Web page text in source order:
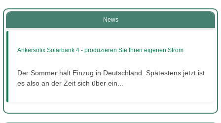
News
Ankersolix Solarbank 4 - produzieren Sie Ihren eigenen Strom
Der Sommer hält Einzug in Deutschland. Spätestens jetzt ist
es also an der Zeit sich über ein...